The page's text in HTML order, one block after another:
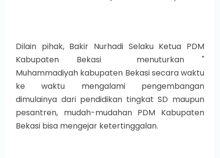
Dilain pihak, Bakir Nurhadi Selaku Ketua PDM
Kabupaten Bekasi menuturkan "
Muhammadiyah kabupaten Bekasi secara waktu
ke waktu mengalami pengembangan
dimulainya dari pendidikan tingkat SD maupun
pesantren, mudah-mudahan PDM Kabupaten
Bekasi bisa mengejar ketertinggalan.